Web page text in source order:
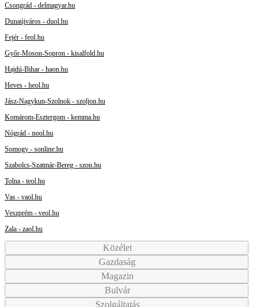
Csongrád - delmagyar.hu
Dunaújváros - duol.hu
Fejér - feol.hu
Győr-Moson-Sopron - kisalfold.hu
Hajdú-Bihar - haon.hu
Heves - heol.hu
Jász-Nagykun-Szolnok - szoljon.hu
Komárom-Esztergom - kemma.hu
Nógrád - nool.hu
Somogy - sonline.hu
Szabolcs-Szatmár-Bereg - szon.hu
Tolna - teol.hu
Vas - vaol.hu
Veszprém - veol.hu
Zala - zaol.hu
Közélet
Gazdaság
Magazin
Bulvár
Szolgáltatás